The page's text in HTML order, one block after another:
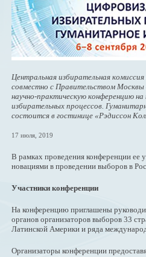
Центральная избирательная
совместно с Правительством
научно-практическую конференцию
избирательных процессов.
состоится в гостинице «Рэдиссон
17 июля, 2019
В рамках проведения конференции ее
новациями в проведении выборов в
Участники конференции
На конференцию приглашены
органов организаторов выборов 33
Латинской Америки и ряда
Организаторы конференции